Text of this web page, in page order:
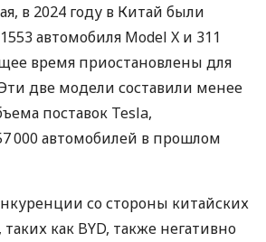
в 2024 году в Китай были
автомобиля Model X и 311
время приостановлены для
Эти две модели составили менее
поставок Tesla,
000 автомобилей в прошлом
со стороны китайских
как BYD, также негативно